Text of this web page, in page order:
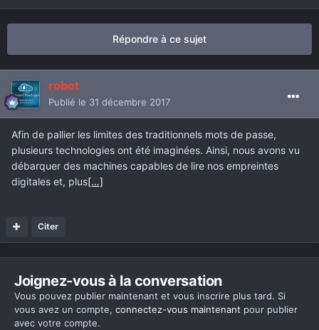
Répondre à ce sujet
robot
Publié le 31 décembre 2017
Afin de pallier les limites des traditionnels mots de passe,
plusieurs technologies ont été imaginées. Ainsi, nous avons vu
débarquer des machines capables de lire nos empreintes
digitales et, plus[…]
Citer
Joignez-vous à la conversation
Vous pouvez publier maintenant et vous inscrire plus tard. Si
vous avez un compte, connectez-vous maintenant pour publier
avec votre compte.